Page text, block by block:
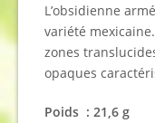
L’obsidienne
variété
zones
opaques
Poids : 21,6 g